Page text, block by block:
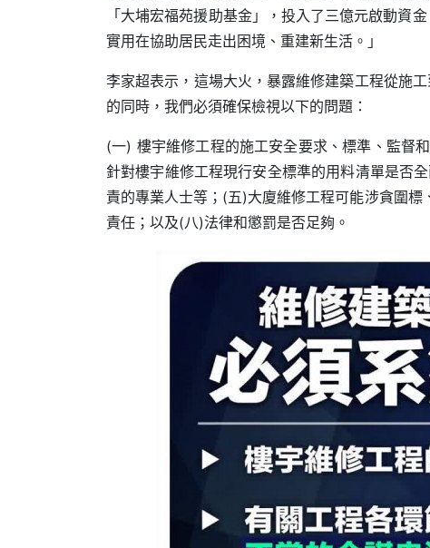
「大埔宏福苑援助基金」，投入了三億元啟動資
實用在協助居民走出困境、重建新生活。」
李家超表示，這場大火，暴露維修建築工程從施
的同時，我們必須確保檢視以下的問題：
(一) 樓宇維修工程的施工安全要求、標準、監督
針對樓宇維修工程現行安全標準的用料清單是否
責的專業人士等；(五)大廈維修工程可能涉貪圍
責任；以及(八)法律和懲罰是否足夠。